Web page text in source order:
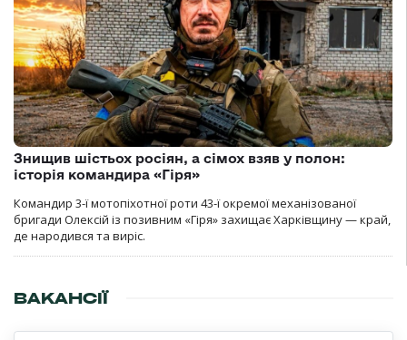
Знищив шістьох росіян, а сімох взяв у полон:
історія командира «Гіря»
Командир 3-ї мотопіхотної роти 43-ї окремої механізованої
бригади Олексій із позивним «Гіря» захищає Харківщину — край,
де народився та виріс.
ВАКАНСІЇ